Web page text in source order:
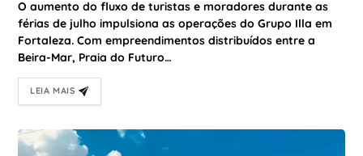
O aumento do fluxo de turistas e moradores durante as
férias de julho impulsiona as operações do Grupo Illa em
Fortaleza. Com empreendimentos distribuídos entre a
Beira-Mar, Praia do Futuro…
LEIA MAIS